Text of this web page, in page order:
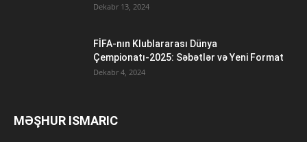
Dekabr 13, 2024
FİFA-nın Klublararası Dünya
Çempionatı-2025: Səbətlər və Yeni Format
Dekabr 4, 2024
MƏŞHUR ISMARIC